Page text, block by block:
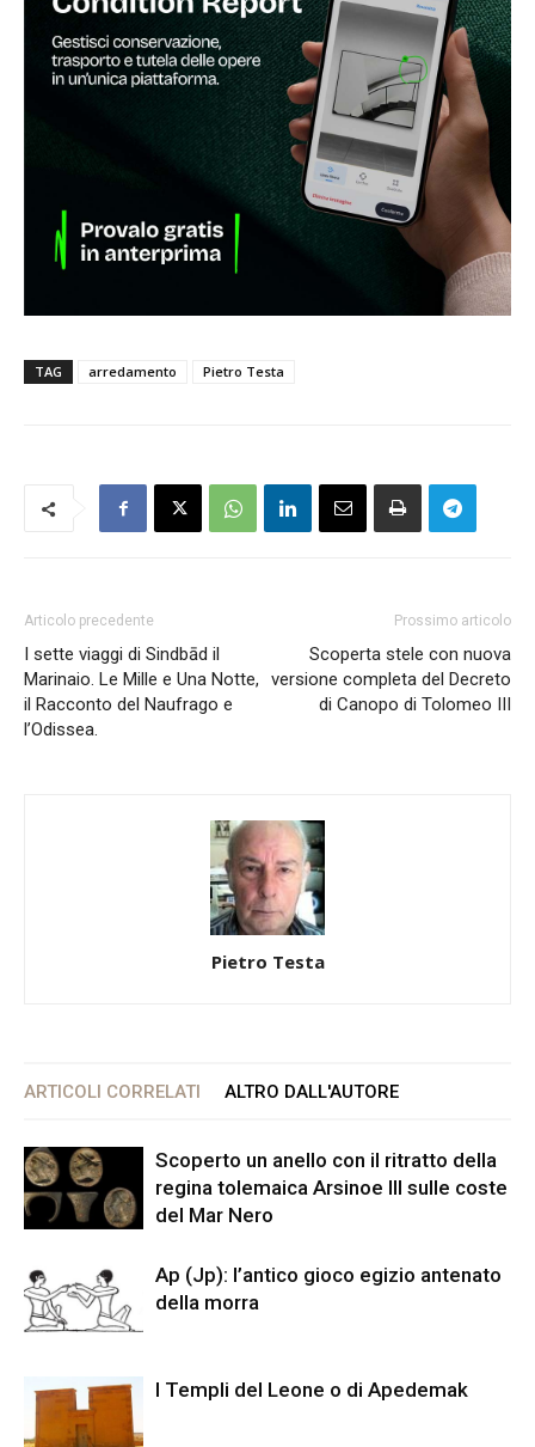
TAG arredamento Pietro Testa
Articolo precedente
I sette viaggi di Sindbād il
Marinaio. Le Mille e Una Notte,
il Racconto del Naufrago e
l’Odissea.
Prossimo articolo
Scoperta stele con nuova
versione completa del Decreto
di Canopo di Tolomeo III
Pietro Testa
ARTICOLI CORRELATI ALTRO DALL'AUTORE
Scoperto un anello con il ritratto della
regina tolemaica Arsinoe III sulle coste
del Mar Nero
Ap (Jp): l’antico gioco egizio antenato
della morra
I Templi del Leone o di Apedemak